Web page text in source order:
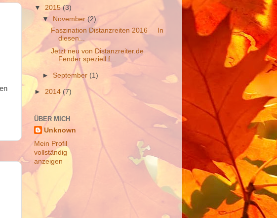
▼ 2015(3)
▼
November(2)
Faszination Distanzreiten 2016 In
diesen...
Jetzt neu von Distanzreiter.de
Fender speziell f...
► September (1)
► 2014 (7)
ÜBER MICH
Unknown
Mein Profil
vollständig
anzeigen